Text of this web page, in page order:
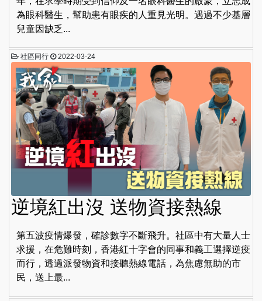
為眼科醫生，幫助患有眼疾的人重見光明。遇過不少基層
兒童因缺乏...
社區同行 2022-03-24
逆境紅出沒 送物資接熱線
第五波疫情爆發，確診數字不斷飛升。社區中有大量人士
求援，在危難時刻，香港紅十字會的同事和義工選擇逆疫
而行，透過派發物資和接聽熱線電話，為焦慮無助的市
民，送上最...